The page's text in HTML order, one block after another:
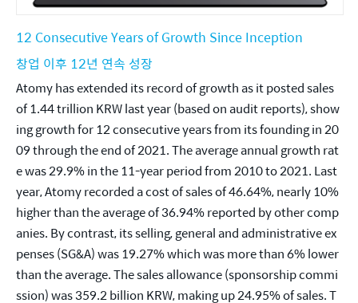
12 Consecutive Years of Growth Since Inception
창업 이후 12년 연속 성장
Atomy has extended its record of growth as it posted sales
of 1.44 trillion KRW last year (based on audit reports), show
ing growth for 12 consecutive years from its founding in 20
09 through the end of 2021. The average annual growth rat
e was 29.9% in the 11-year period from 2010 to 2021. Last
year, Atomy recorded a cost of sales of 46.64%, nearly 10%
higher than the average of 36.94% reported by other comp
anies. By contrast, its selling, general and administrative ex
penses (SG&A) was 19.27% which was more than 6% lower
than the average. The sales allowance (sponsorship commi
ssion) was 359.2 billion KRW, making up 24.95% of sales. T